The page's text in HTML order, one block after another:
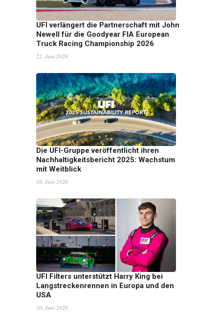
UFI verlängert die Partnerschaft mit John
Newell für die Goodyear FIA European
Truck Racing Championship 2026
22. Juni 2026
Die UFI-Gruppe veröffentlicht ihren
Nachhaltigkeitsbericht 2025: Wachstum
mit Weitblick
16. Juni 2026
UFI Filters unterstützt Harry King bei
Langstreckenrennen in Europa und den
USA
10. Juni 2026